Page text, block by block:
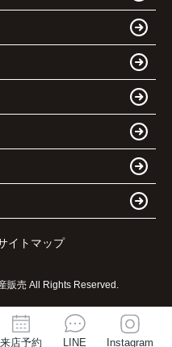
イトマップ
販売 All Rights Reserved.
来店予約 LINE Instagram